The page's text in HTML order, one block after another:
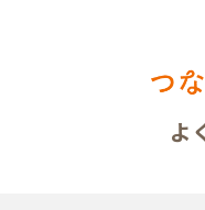
よ